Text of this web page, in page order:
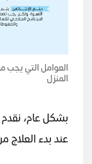
العوامل التي يجب
المنزل
بشكل عام، نقدم
عند بدء العلاج